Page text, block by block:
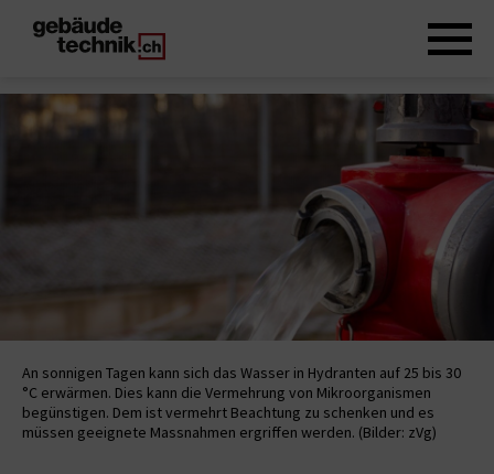
An sonnigen Tagen kann sich das Wasser in Hydranten auf 25 bis 30
°C erwärmen. Dies kann die Vermehrung von Mikroorganismen
begünstigen. Dem ist vermehrt Beachtung zu schenken und es
müssen geeignete Massnahmen ergriffen werden. (Bilder: zVg)